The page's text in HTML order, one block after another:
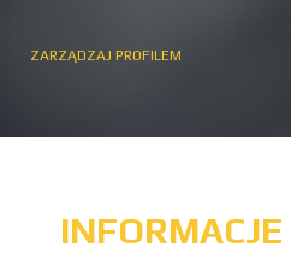
ZARZĄDZAJ PROFILEM